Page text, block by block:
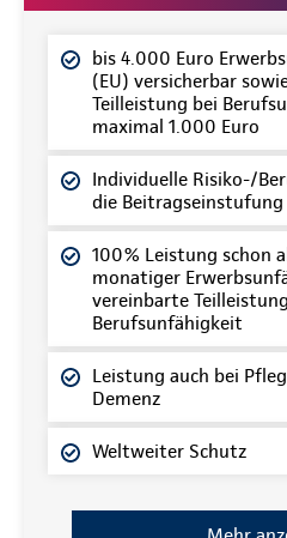
bis 4.000 Euro
(EU) versicherbar
Teilleistung bei
maximal 1.000 Euro
Individuelle Risiko-/
die Beitragseinstufung
100% Leistung schon
monatiger
vereinbarte
Berufsunfähigkeit
Leistung auch bei
Demenz
Weltweiter Schutz